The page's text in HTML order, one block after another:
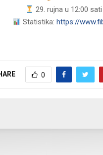
29. rujna u 12:00
Statistika: https://
0